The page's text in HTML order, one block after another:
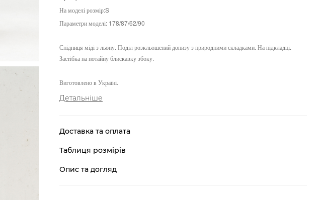
На моделі розмір:S
Параметри моделі: 178/87/62/90
Спідниця міді з льону. Поділ розкльошений донизу з природними складками. На підкладці.
Застібка на потайну блискавку збоку.
Виготовлено в Україні.
Детальніше
Доставка та оплата
Таблиця розмірів
Опис та догляд